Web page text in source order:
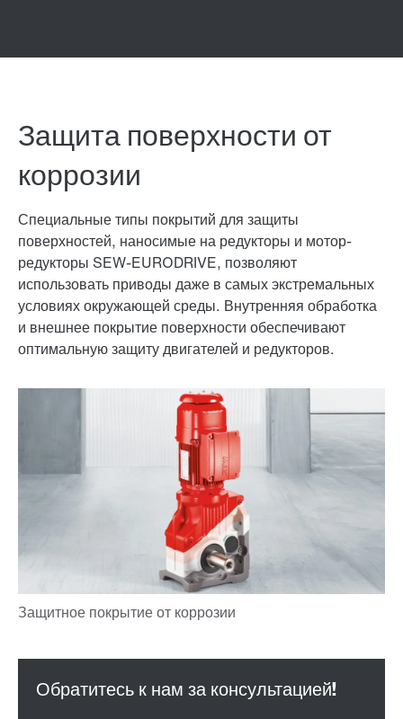
Защита поверхности от
коррозии
Специальные типы покрытий для защиты
поверхностей, наносимые на редукторы и мотор-
редукторы SEW-EURODRIVE, позволяют
использовать приводы даже в самых экстремальных
условиях окружающей среды. Внутренняя обработка
и внешнее покрытие поверхности обеспечивают
оптимальную защиту двигателей и редукторов.